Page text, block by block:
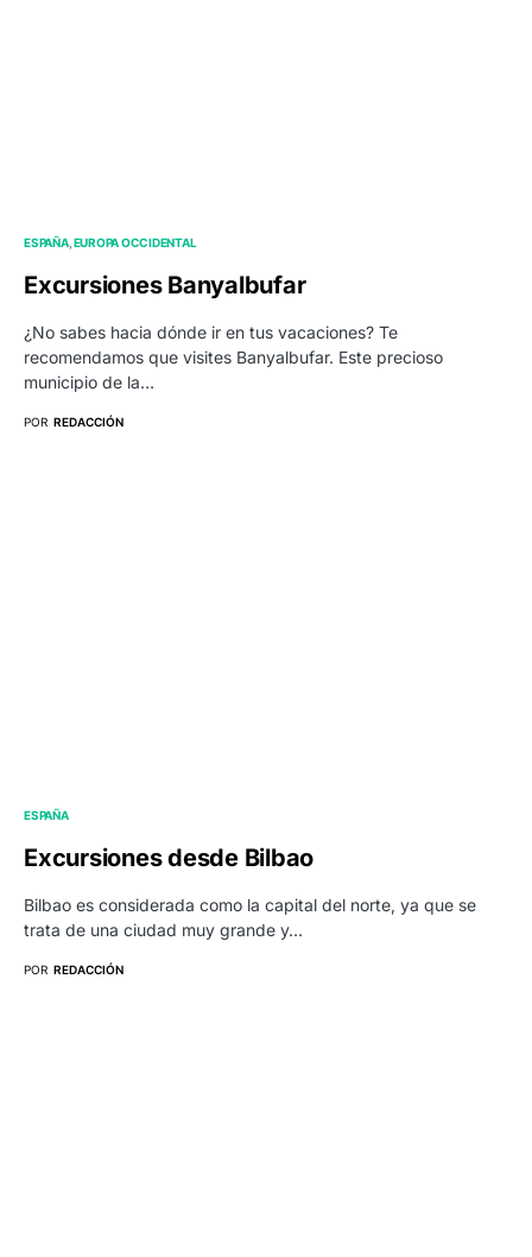
ESPAÑA EUROPA OCCIDENTAL
Excursiones Banyalbufar
¿No sabes hacia dónde ir en tus vacaciones? Te
recomendamos que visites Banyalbufar. Este precioso
municipio de la…
POR REDACCIÓN
ESPAÑA
Excursiones desde Bilbao
Bilbao es considerada como la capital del norte, ya que se
trata de una ciudad muy grande y…
POR REDACCIÓN